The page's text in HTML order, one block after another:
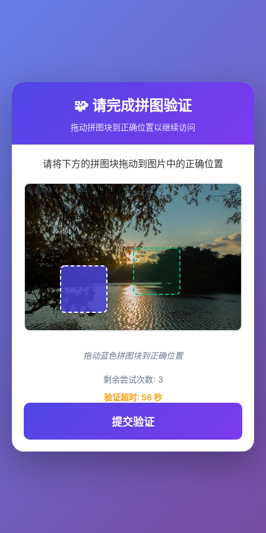
🧩 请完成拼图验证
拖动拼图块到正确位置以继续访问
请将下方的拼图块拖动到图片中的正确位置
拖动蓝色拼图块到正确位置
剩余尝试次数: 3
验证超时: 56秒
提交验证